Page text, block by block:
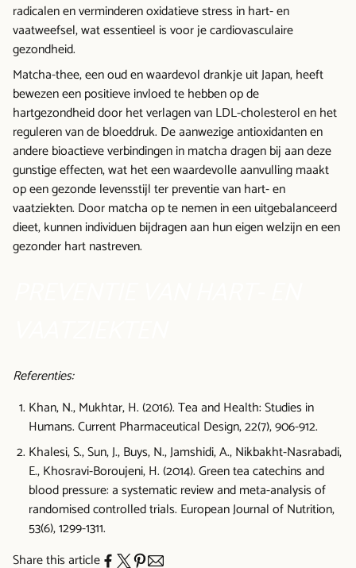
radicalen en verminderen oxidatieve stress in hart- en
vaatweefsel, wat essentieel is voor je cardiovasculaire
gezondheid.
Matcha-thee, een oud en waardevol drankje uit Japan, heeft
bewezen een positieve invloed te hebben op de
hartgezondheid door het verlagen van LDL-cholesterol en het
reguleren van de bloeddruk. De aanwezige antioxidanten en
andere bioactieve verbindingen in matcha dragen bij aan deze
gunstige effecten, wat het een waardevolle aanvulling maakt
op een gezonde levensstijl ter preventie van hart- en
vaatziekten. Door matcha op te nemen in een uitgebalanceerd
dieet, kunnen individuen bijdragen aan hun eigen welzijn en een
gezonder hart nastreven.
Referenties:
Khan, N., Mukhtar, H. (2016). Tea and Health: Studies in
Humans. Current Pharmaceutical Design, 22(7), 906-912.
Khalesi, S., Sun, J., Buys, N., Jamshidi, A., Nikbakht-Nasrabadi,
E., Khosravi-Boroujeni, H. (2014). Green tea catechins and
blood pressure: a systematic review and meta-analysis of
randomised controlled trials. European Journal of Nutrition,
53(6), 1299-1311.
Share this article